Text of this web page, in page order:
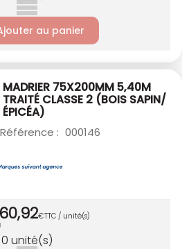
au panier
MADRIER 75X200MM 5,40M
TRAITÉ CLASSE 2 (BOIS SAPIN/
ÉPICÉA)
Référence : 000146
60,92€TTC / unité(s)
0 unité(s)